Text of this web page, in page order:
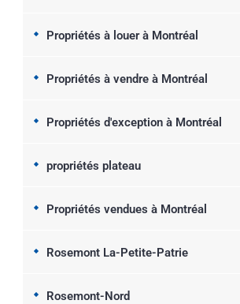
Propriétés à louer à Montréal
Propriétés à vendre à Montréal
Propriétés d'exception à Montréal
propriétés plateau
Propriétés vendues à Montréal
Rosemont La-Petite-Patrie
Rosemont-Nord